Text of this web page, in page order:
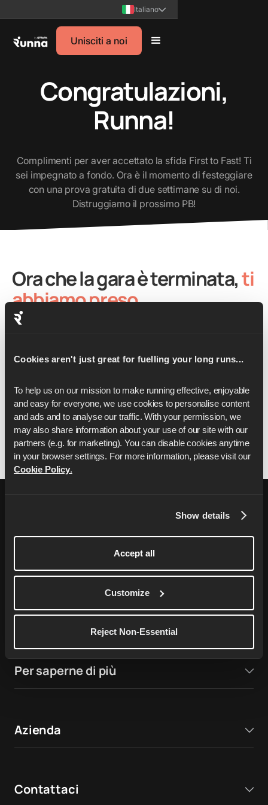
Cookies aren't just great for fuelling your long runs...
To help us on our mission to make running effective, enjoyable
and easy for everyone, we use cookies to personalise content
and ads and to analyse our traffic. With your permission, we
may also share information about your use of our site with our
partners (e.g. for marketing). You can disable cookies anytime
in your browser settings. For more information, please visit our
Cookie Policy.
Show details
Accept all
Customize
Reject Non-Essential
Italiano
Unisciti a noi
Congratulazioni,
Runna!
Complimenti per aver accettato la sfida First to Fast! Ti
sei impegnato a fondo. Ora è il momento di festeggiare
con una prova gratuita di due settimane su di noi.
Distruggiamo il prossimo PB!
Ora che la gara è terminata,ti
abbiamo preso.
dopo First to Fast o che tu stia già pensando alla
allenatore di corsa personalizzato: pronto
quando lo sei tu, per qualsiasi cosa.
Inizia con due settimane gratuite
Apple App Store
4.9
17,000+ ratings on Google Play Store
4.7
Per saperne di più
Azienda
Contattaci